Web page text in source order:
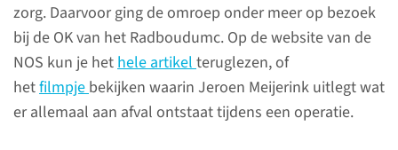
zorg. Daarvoor ging de omroep onder meer op bezoek
bij de OK van het Radboudumc. Op de website van de
NOS kun je hethele artikelteruglezen, of
hetfilmpjebekijken waarin Jeroen Meijerink uitlegt wat
er allemaal aan afval ontstaat tijdens een operatie.
ga naar de website